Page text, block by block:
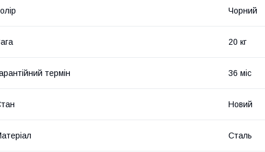
Чорний
20 кг
термін 36 міс
Новий
Сталь